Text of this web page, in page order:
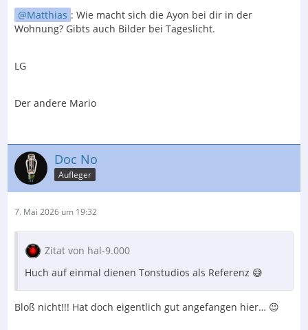
Matthias : Wie macht sich die Ayon bei dir in der
Wohnung? Gibts auch Bilder bei Tageslicht.
LG
Der andere Mario
Doc No
Aufleger
7. Mai 2026 um 19:32
Zitat von hal-9.000
Huch auf einmal dienen Tonstudios als Referenz 😅
Bloß nicht!!! Hat doch eigentlich gut angefangen hier… 😉